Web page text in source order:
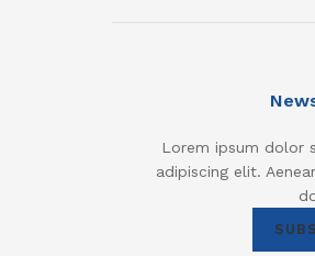
Lorem ipsum dolor
adipiscing elit.